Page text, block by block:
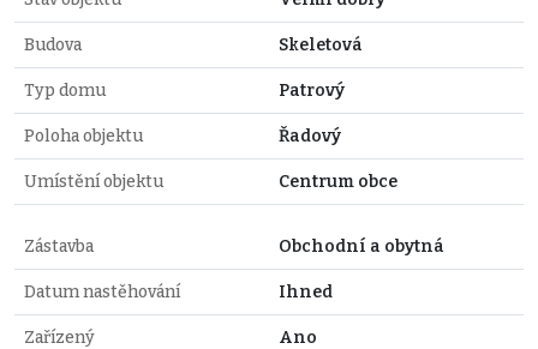
Budova Skeletová
Typ domu Patrový
Poloha objektu Řadový
Umístění objektu Centrum obce
Zástavba Obchodní a obytná
Datum nastěhování Ihned
Zařízený Ano